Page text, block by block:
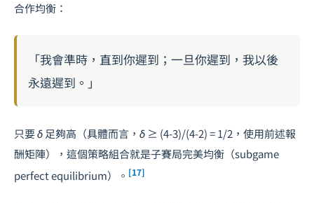
合作均衡：
「我會準時，直到你遲到；一旦你遲到，我以後
永遠遲到。」
只要δ 足夠高（具體而言， δ ≥ (4-3)/(4-2) = 1/2 ，使用前述報
酬矩陣），這個策略組合就是子賽局完美均衡（subgame
perfect equilibrium）。 [17]